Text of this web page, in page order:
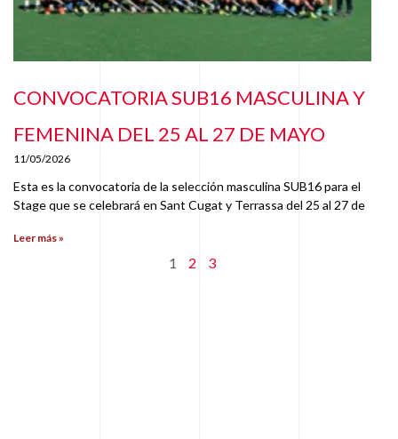
CONVOCATORIA SUB16 MASCULINA Y
FEMENINA DEL 25 AL 27 DE MAYO
11/05/2026
Esta es la convocatoria de la selección masculina SUB16 para el
Stage que se celebrará en Sant Cugat y Terrassa del 25 al 27 de
Leer más »
1 2 3